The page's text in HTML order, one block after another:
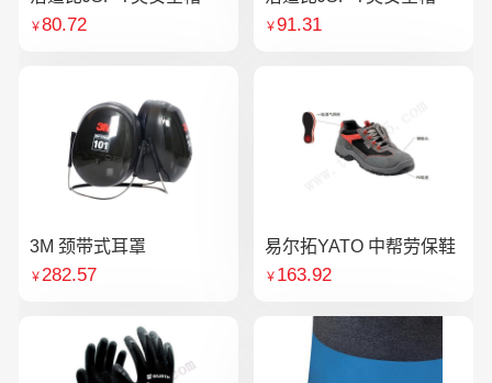
￥80.72 ￥91.31
3M 颈带式耳罩
￥282.57
易尔拓YATO 中帮劳保鞋
￥ 163.92